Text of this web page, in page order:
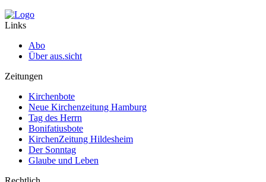
Links
Abo
Über aus.sicht
Zeitungen
Kirchenbote
Neue Kirchenzeitung Hamburg
Tag des Herrn
Bonifatiusbote
KirchenZeitung Hildesheim
Der Sonntag
Glaube und Leben